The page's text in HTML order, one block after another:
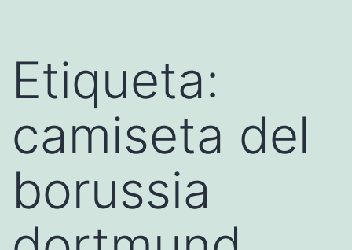
Etiqueta:
camiseta del
borussia